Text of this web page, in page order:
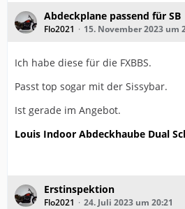
Abdeckplane passend für SB
Flo2021 15. November 2023 um
Ich habe diese für die FXBBS.
Passt top sogar mit der Sissybar.
Ist gerade im Angebot.
Louis Indoor Abdeckhaube Dual
Erstinspektion
Flo2021 24. Juli 2023 um 20:21